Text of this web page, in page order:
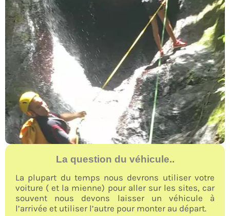
La question du véhicule..
La plupart du temps nous devrons utiliser votre
voiture ( et la mienne) pour aller sur les sites, car
souvent nous devons laisser un véhicule à
l’arrivée et utiliser l’autre pour monter au départ.